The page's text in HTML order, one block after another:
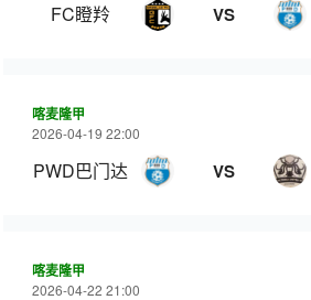
FC瞪羚 VS
喀麦隆甲
2026-04-19 22:00
PWD巴门达 VS
喀麦隆甲
2026-04-22 21:00